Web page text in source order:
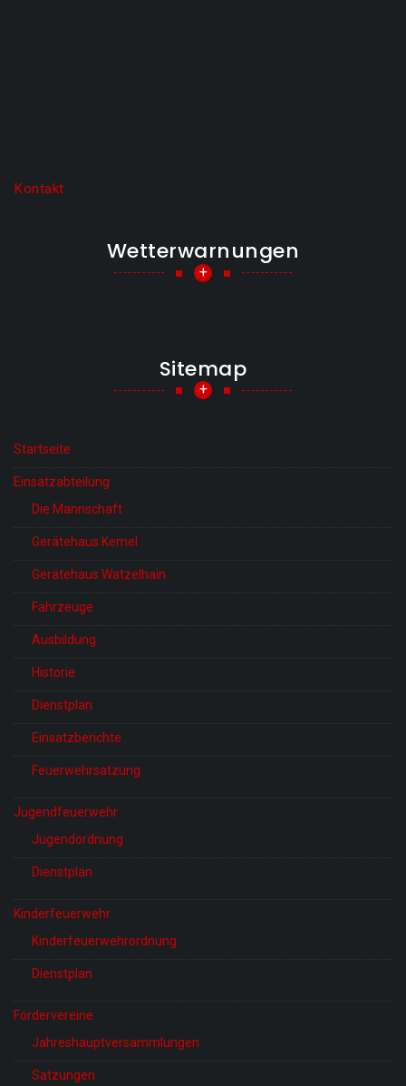
Kontakt
Wetterwarnungen
+
Sitemap
+
Startseite
Einsatzabteilung
Die Mannschaft
Gerätehaus Kemel
Gerätehaus Watzelhain
Fahrzeuge
Ausbildung
Historie
Dienstplan
Einsatzberichte
Feuerwehrsatzung
Jugendfeuerwehr
Jugendordnung
Dienstplan
Kinderfeuerwehr
Kinderfeuerwehrordnung
Dienstplan
Fördervereine
Jahreshauptversammlungen
Satzungen